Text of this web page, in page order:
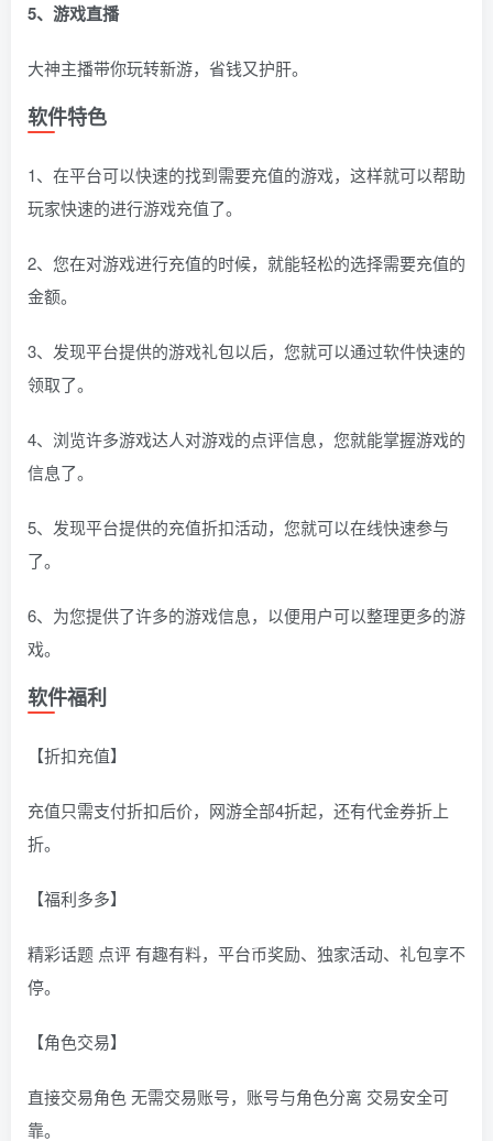
5、游戏直播
大神主播带你玩转新游，省钱又护肝。
软件特色
1、在平台可以快速的找到需要充值的游戏，这样就可以帮助
玩家快速的进行游戏充值了。
2、您在对游戏进行充值的时候，就能轻松的选择需要充值的
金额。
3、发现平台提供的游戏礼包以后，您就可以通过软件快速的
领取了。
4、浏览许多游戏达人对游戏的点评信息，您就能掌握游戏的
信息了。
5、发现平台提供的充值折扣活动，您就可以在线快速参与
了。
6、为您提供了许多的游戏信息，以便用户可以整理更多的游
戏。
软件福利
【折扣充值】
充值只需支付折扣后价，网游全部4折起，还有代金券折上
折。
【福利多多】
精彩话题 点评 有趣有料，平台币奖励、独家活动、礼包享不
停。
【角色交易】
直接交易角色 无需交易账号，账号与角色分离 交易安全可
靠。